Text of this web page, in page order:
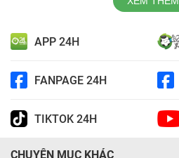
APP 24H
FANPAGE 24H
TIKTOK 24H
CHUYÊN MỤC KHÁC